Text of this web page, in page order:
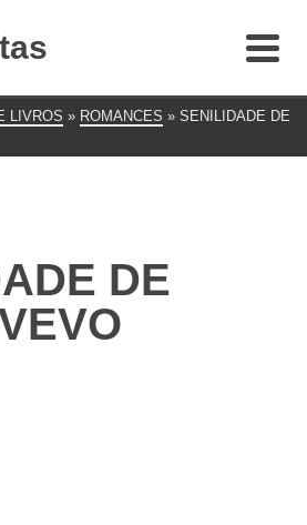
LIVROS » ROMANCES » SENILIDADE DE
DE